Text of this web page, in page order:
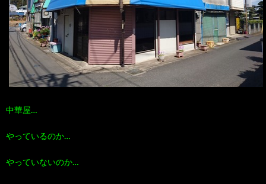
中華屋…
やっているのか…
やっていないのか…